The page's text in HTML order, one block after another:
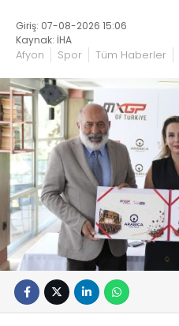
Giriş: 07-08-2026 15:06
Kaynak: İHA
Afyon Spor Tüm Haberler